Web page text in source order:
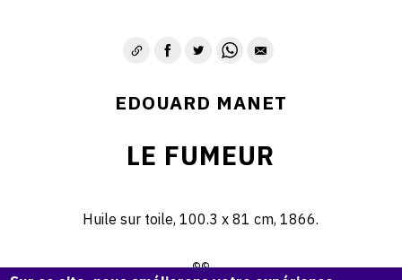
EDOUARD MANET
LE FUMEUR
Huile sur toile, 100.3 x 81 cm, 1866.
©©